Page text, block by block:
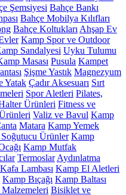
Şemsiyesi Bahçe Bankı
Bahçe Mobilya Kılıfları
Bahçe Koltukları Ahşap Ev
Kamp Spor ve Outdoor
Sandalyesi Uyku Tulumu
Masası Pusula Kampet
Şişme Yastık Magnezyum
Yatak Çadır Aksesuarı Sırt
Spor Aletleri Pilates,
Ürünleri Fitness ve
Valiz ve Bavul Kamp
Matara Kamp Yemek
Ürünler Kamp
Kamp Mutfak
Termoslar Aydınlatma
Kafa Lambası Kamp El Aletleri
Kamp Bıçağı Kamp Baltası
Bisiklet ve